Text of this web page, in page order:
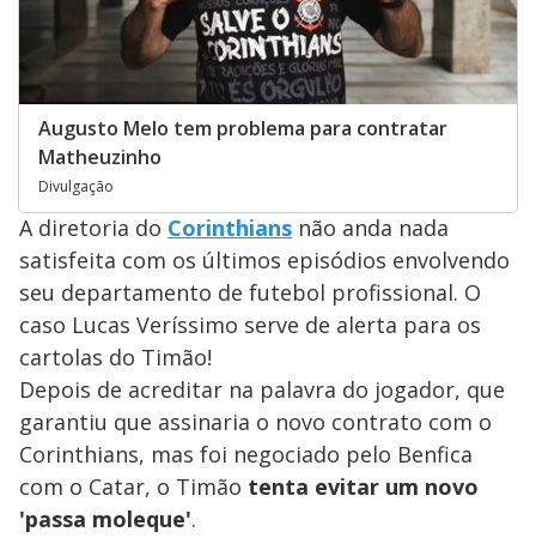
Augusto Melo tem problema para contratar
Matheuzinho
Divulgação
A diretoria do Corinthians não anda nada
satisfeita com os últimos episódios envolvendo
seu departamento de futebol profissional. O
caso Lucas Veríssimo serve de alerta para os
cartolas do Timão!
Depois de acreditar na palavra do jogador, que
garantiu que assinaria o novo contrato com o
Corinthians, mas foi negociado pelo Benfica
com o Catar, o Timão tenta evitar um novo
'passa moleque'.